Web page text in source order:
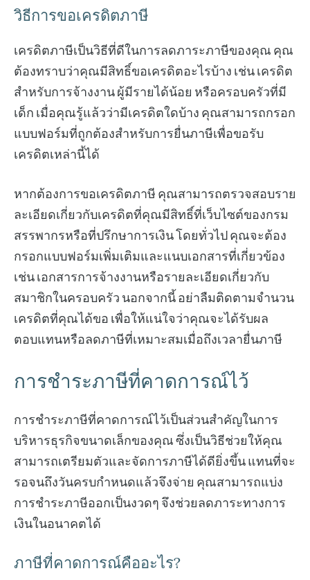
วิธีการขอเครดิตภาษี
เครดิตภาษีเป็นวิธีที่ดีในการลดภาระภาษีของคุณ คุณ
ต้องทราบว่าคุณมีสิทธิ์ขอเครดิตอะไรบ้าง เช่น เครดิต
สำหรับการจ้างงาน ผู้มีรายได้น้อย หรือครอบครัวที่มี
เด็ก เมื่อคุณรู้แล้วว่ามีเครดิตใดบ้าง คุณสามารถกรอก
แบบฟอร์มที่ถูกต้องสำหรับการยื่นภาษีเพื่อขอรับ
เครดิตเหล่านี้ได้
หากต้องการขอเครดิตภาษี คุณสามารถตรวจสอบราย
ละเอียดเกี่ยวกับเครดิตที่คุณมีสิทธิ์ที่เว็บไซต์ของกรม
สรรพากรหรือที่ปรึกษาการเงิน โดยทั่วไป คุณจะต้อง
กรอกแบบฟอร์มเพิ่มเติมและแนบเอกสารที่เกี่ยวข้อง
เช่น เอกสารการจ้างงานหรือรายละเอียดเกี่ยวกับ
สมาชิกในครอบครัว นอกจากนี้ อย่าลืมติดตามจำนวน
เครดิตที่คุณได้ขอ เพื่อให้แน่ใจว่าคุณจะได้รับผล
ตอบแทนหรือลดภาษีที่เหมาะสมเมื่อถึงเวลายื่นภาษี
การชำระภาษีที่คาดการณ์ไว้
การชำระภาษีที่คาดการณ์ไว้เป็นส่วนสำคัญในการ
บริหารธุรกิจขนาดเล็กของคุณ ซึ่งเป็นวิธีช่วยให้คุณ
สามารถเตรียมตัวและจัดการภาษีได้ดียิ่งขึ้น แทนที่จะ
รอจนถึงวันครบกำหนดแล้วจึงจ่าย คุณสามารถแบ่ง
การชำระภาษีออกเป็นงวดๆ จึงช่วยลดภาระทางการ
เงินในอนาคตได้
ภาษีที่คาดการณ์คืออะไร?